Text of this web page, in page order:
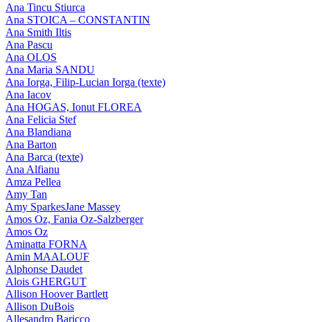
Ana Tincu Stiurca
Ana STOICA – CONSTANTIN
Ana Smith Iltis
Ana Pascu
Ana OLOS
Ana Maria SANDU
Ana Iorga, Filip-Lucian Iorga (texte)
Ana Iacov
Ana HOGAS, Ionut FLOREA
Ana Felicia Stef
Ana Blandiana
Ana Barton
Ana Barca (texte)
Ana Alfianu
Amza Pellea
Amy Tan
Amy SparkesJane Massey
Amos Oz, Fania Oz-Salzberger
Amos Oz
Aminatta FORNA
Amin MAALOUF
Alphonse Daudet
Alois GHERGUT
Allison Hoover Bartlett
Allison DuBois
Allesandro Baricco